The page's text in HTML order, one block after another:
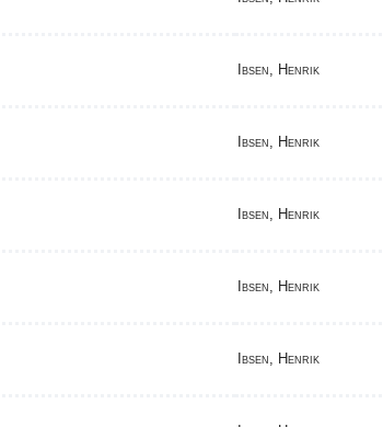
Ibsen, Henrik
Ibsen, Henrik
Ibsen, Henrik
Ibsen, Henrik
Ibsen, Henrik